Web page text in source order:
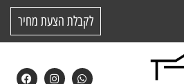
לקבלת הצעת מחיר